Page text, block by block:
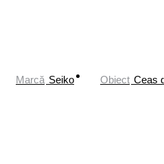
Marcă Seiko Obiect Ceas